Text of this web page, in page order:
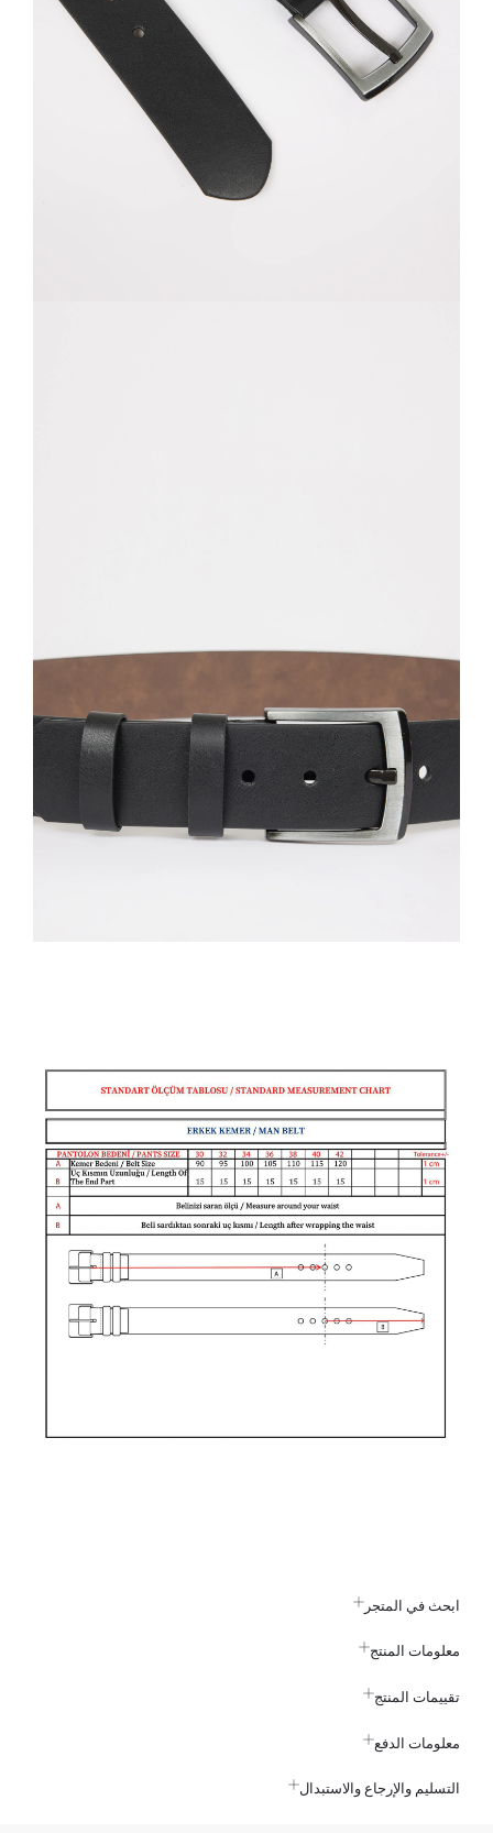
ابحث في المتجر
معلومات المنتج
تقييمات المنتج
معلومات الدفع
التسليم والإرجاع والاستبدال